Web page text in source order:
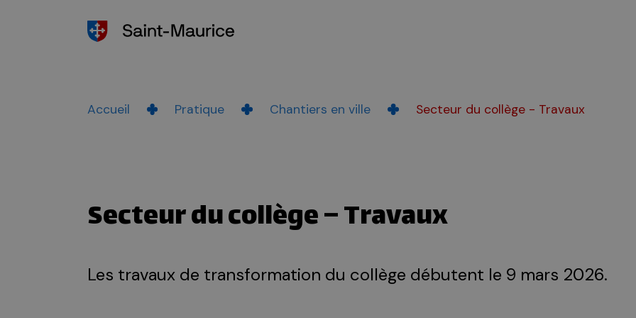
Accueil Pratique Chantiers en ville Secteur du collège - Travaux
Secteur du collège – Travaux
Les travaux de transformation du collège débutent le 9 mars 2026.